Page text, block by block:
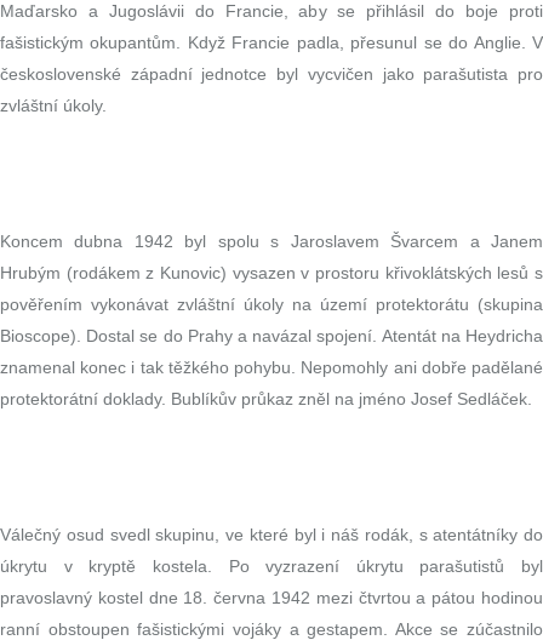
Maďarsko a Jugoslávii do Francie, aby se přihlásil do boje proti
fašistickým okupantům. Když Francie padla, přesunul se do Anglie. V
československé západní jednotce byl vycvičen jako parašutista pro
zvláštní úkoly.
Koncem dubna 1942 byl spolu s Jaroslavem Švarcem a Janem
Hrubým (rodákem z Kunovic) vysazen v prostoru křivoklátských lesů s
pověřením vykonávat zvláštní úkoly na území protektorátu (skupina
Bioscope). Dostal se do Prahy a navázal spojení. Atentát na Heydricha
znamenal konec i tak těžkého pohybu. Nepomohly ani dobře padělané
protektorátní doklady. Bublíkův průkaz zněl na jméno Josef Sedláček.
Válečný osud svedl skupinu, ve které byl i náš rodák, s atentátníky do
úkrytu v kryptě kostela. Po vyzrazení úkrytu parašutistů byl
pravoslavný kostel dne 18. června 1942 mezi čtvrtou a pátou hodinou
ranní obstoupen fašistickými vojáky a gestapem. Akce se zúčastnilo